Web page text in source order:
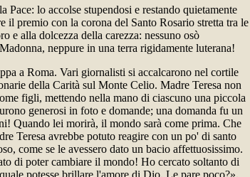
lo accolse stupendosi e restando quietamente
premio con la corona del Santo Rosario stretta tra le
e alla dolcezza della carezza: nessuno osò
neppure in una terra rigidamente luterana!
a Roma. Vari giornalisti si accalcarono nel cortile
della Carità sul Monte Celio. Madre Teresa non
figli, mettendo nella mano di ciascuno una piccola
generosi in foto e domande; una domanda fu un
Quando lei morirà, il mondo sarà come prima. Che
Teresa avrebbe potuto reagire con un po' di santo
come se le avessero dato un bacio affettuosissimo.
di poter cambiare il mondo! Ho cercato soltanto di
potesse brillare l'amore di Dio. Le pare poco?».